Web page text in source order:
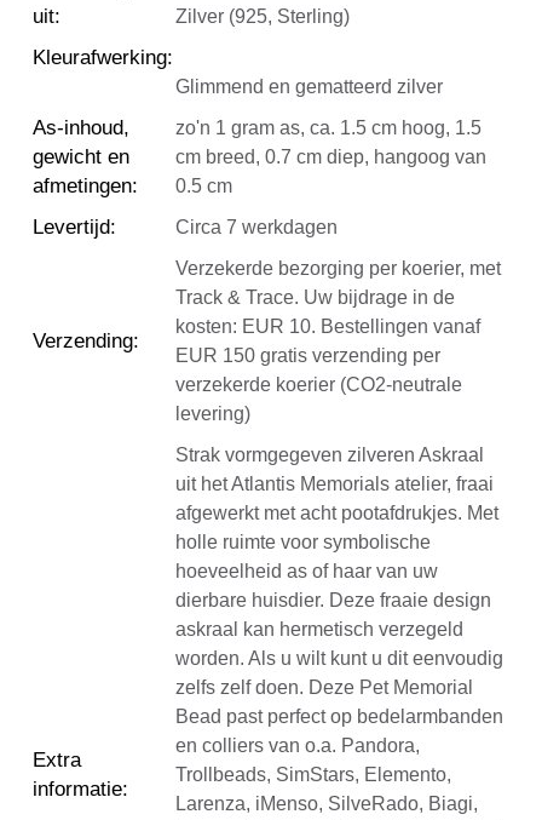
uit: Zilver (925, Sterling)
Kleurafwerking:
Glimmend en gematteerd zilver
As-inhoud,
gewicht en
afmetingen:
zo'n 1 gram as, ca. 1.5 cm hoog, 1.5
cm breed, 0.7 cm diep, hangoog van
0.5 cm
Levertijd: Circa 7 werkdagen
Verzending:
Verzekerde bezorging per koerier, met
Track & Trace. Uw bijdrage in de
kosten: EUR 10. Bestellingen vanaf
EUR 150 gratis verzending per
verzekerde koerier (CO2-neutrale
levering)
Extra
informatie:
Strak vormgegeven zilveren Askraal
uit het Atlantis Memorials atelier, fraai
afgewerkt met acht pootafdrukjes. Met
holle ruimte voor symbolische
hoeveelheid as of haar van uw
dierbare huisdier. Deze fraaie design
askraal kan hermetisch verzegeld
worden. Als u wilt kunt u dit eenvoudig
zelfs zelf doen. Deze Pet Memorial
Bead past perfect op bedelarmbanden
en colliers van o.a. Pandora,
Trollbeads, SimStars, Elemento,
Larenza, iMenso, SilveRado, Biagi,